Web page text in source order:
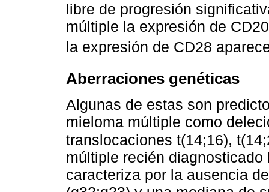
libre de progresión
múltiple la expresión de
la expresión de CD28
Aberraciones genéticas
Algunas de estas son
mieloma múltiple como
translocaciones t(14;16),
múltiple recién
caracteriza por la ausencia